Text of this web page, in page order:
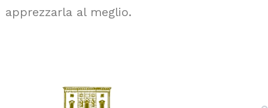
apprezzarla al meglio.